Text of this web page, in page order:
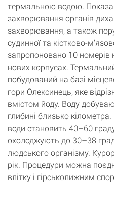
термальною водою.
захворювання органів
захворювання, а також
судинної та кістково-
запропоновано 10 номерів
нових корпусах.
побудований на базі
гори Олексинець, яке
вмістом йоду. Воду
глибині близько
води становить 40–60
охолоджують до 30–38
людського організму.
рік. Процедури можна
влітку і гірськолижним